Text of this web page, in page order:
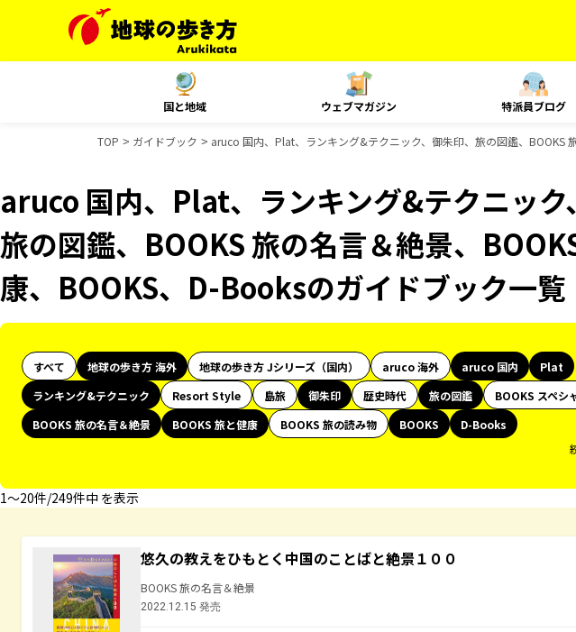
国と地域 ウェブマガジン 特派員ブログ
TOP ガイドブック aruco 国内、Plat、ランキング&テクニック、御朱印、旅の図鑑、BOOKS
aruco 国内、Plat、ランキング&テクニック
旅の図鑑、BOOKS 旅の名言＆絶景、
康、BOOKS、D-Booksのガイドブック一覧
すべて 地球の歩き方 海外 地球の歩き方 Jシリーズ（国内） aruco 海外 aruco 国内
Plat
ランキング&テクニック
Resort Style 島旅 御朱印 歴史時代 旅の図鑑
BOOKS スペシ
BOOKS 旅の名言＆絶景
BOOKS 旅と健康 BOOKS 旅の読み物 BOOKS
D-Books
1〜20件/249件中 を表示
悠久の教えをひもとく中国のことばと絶景１００
BOOKS 旅の名言＆絶景
2022.12.15 発売